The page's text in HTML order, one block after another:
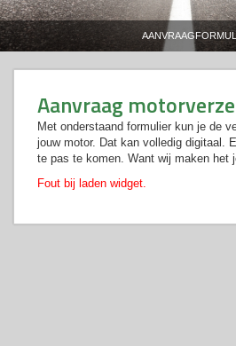
Aanvraag
Met onderstaand formulier kun je de
jouw motor. Dat kan volledig digitaal.
te pas te komen. Want wij maken het
Fout bij laden widget.